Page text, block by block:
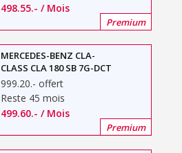
498.55.- / Mois
Premium
MERCEDES-BENZ CLA-
CLASS CLA 180 SB 7G-DCT
999.20.- offert
Reste 45 mois
499.60.- / Mois
Premium